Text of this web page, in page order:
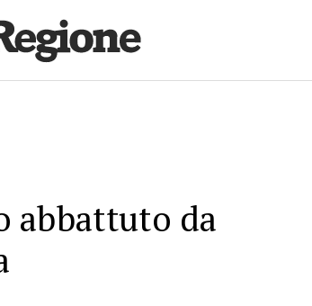
abbattuto da